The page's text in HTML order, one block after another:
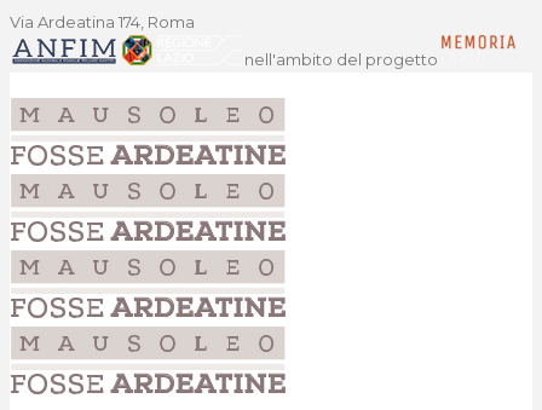
Via Ardeatina 174, Roma
nell'ambito del progetto